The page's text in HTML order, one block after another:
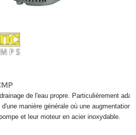
de l'eau propre. Particulièrement
manière générale où une
et leur moteur en acier inoxydable.